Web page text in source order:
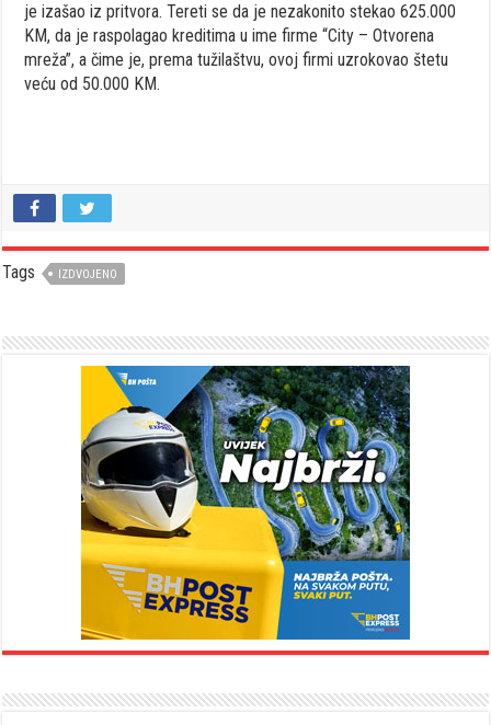
je izašao iz pritvora. Tereti se da je nezakonito stekao 625.000
KM, da je raspolagao kreditima u ime firme “City – Otvorena
mreža”, a čime je, prema tužilaštvu, ovoj firmi uzrokovao štetu
veću od 50.000 KM.
Tags IZDVOJENO